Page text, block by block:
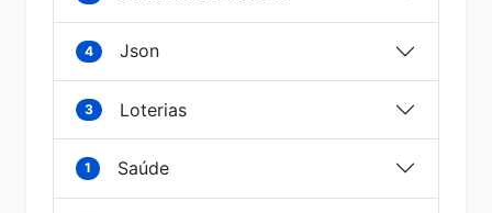
4 Json
3 Loterias
1 Saúde